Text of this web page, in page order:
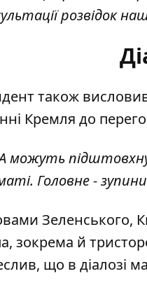
розвідок
також
Кремля до
можуть
Головне -
Зеленського,
зокрема й
що в діалозі